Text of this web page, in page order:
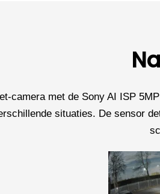
camera met de Sony AI ISP
situaties. De sensor